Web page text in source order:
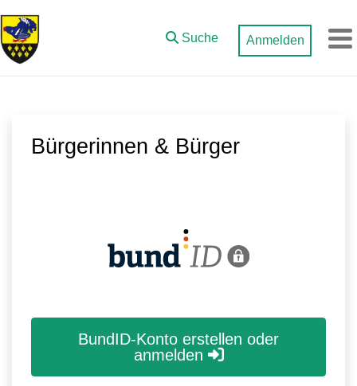
Zum Hauptinhalt springen
Suche Anmelden
Bürgerinnen & Bürger
BundID-Konto erstellen oder
anmelden